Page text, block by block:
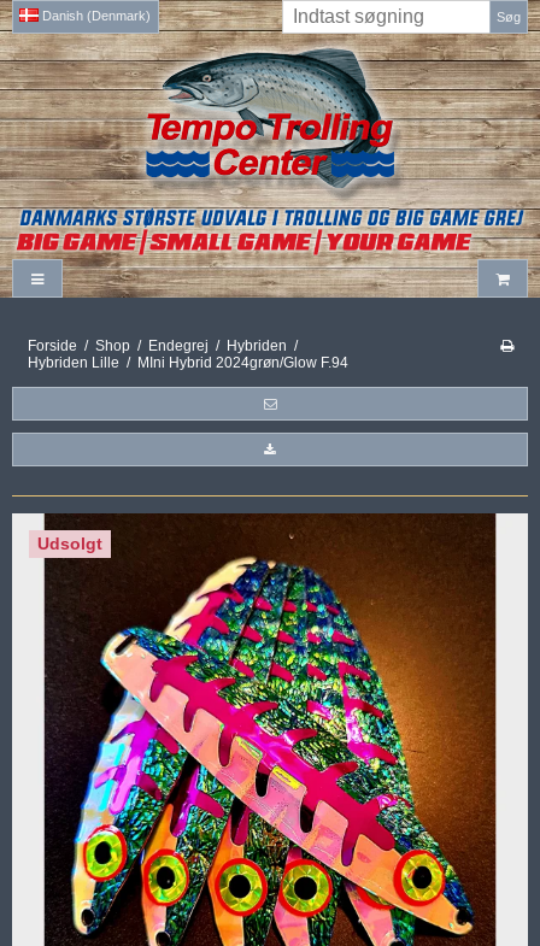
Danish (Denmark) Søg
Forside / Shop / Endegrej / Hybriden /
Hybriden Lille / MIni Hybrid 2024grøn/Glow F.94
Udsolgt